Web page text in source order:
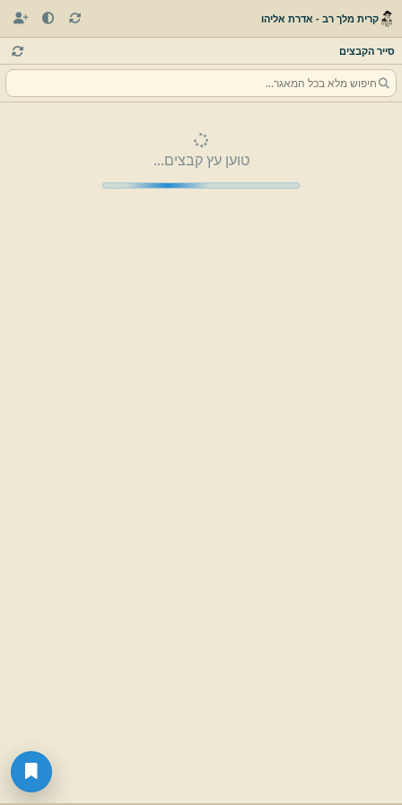
קרית מלך רב - אדרת אליהו
סייר הקבצים
טוען עץ קבצים...